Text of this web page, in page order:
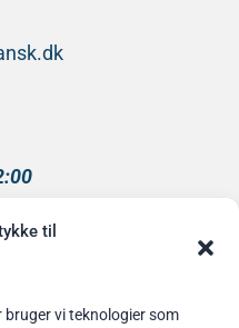
til
bruger vi teknologier som